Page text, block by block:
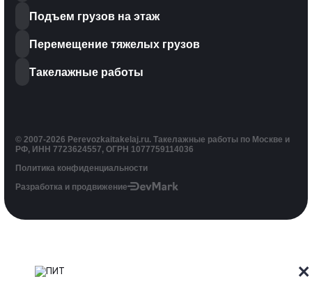
×
Подъем грузов на этаж
Перемещение тяжелых грузов
Такелажные работы
© 2007-2026 Perevozkaitakelaj.ru. Такелажные работы по Москве и
РФ, ИНН 7723624557, ОГРН 1077759114036
Политика конфиденциальности
Разработка и продвижение